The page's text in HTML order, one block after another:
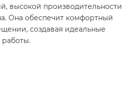
высокой производительности
Она обеспечит комфортный
создавая идеальные